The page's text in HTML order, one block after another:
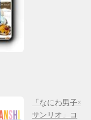
「なにわ男子×
サンリオ」コ